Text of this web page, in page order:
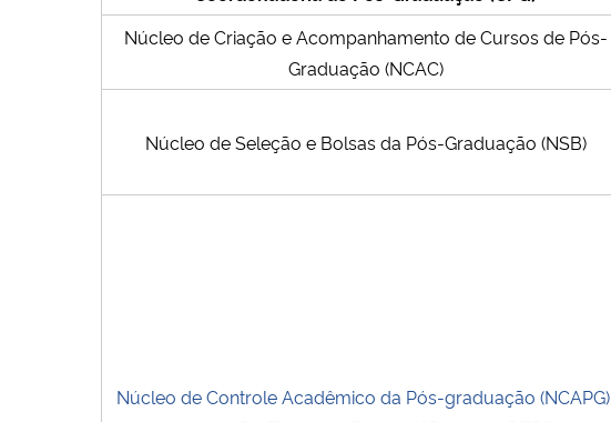
Núcleo de Criação e Acompanhamento de Cursos de Pós-
Graduação (NCAC)
Núcleo de Seleção e Bolsas da Pós-Graduação (NSB)
Núcleo de Controle Acadêmico da Pós-graduação (NCAPG)